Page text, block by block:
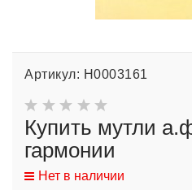
Артикул: Н0003161
Купить мутли
гармонии
Нет в наличии